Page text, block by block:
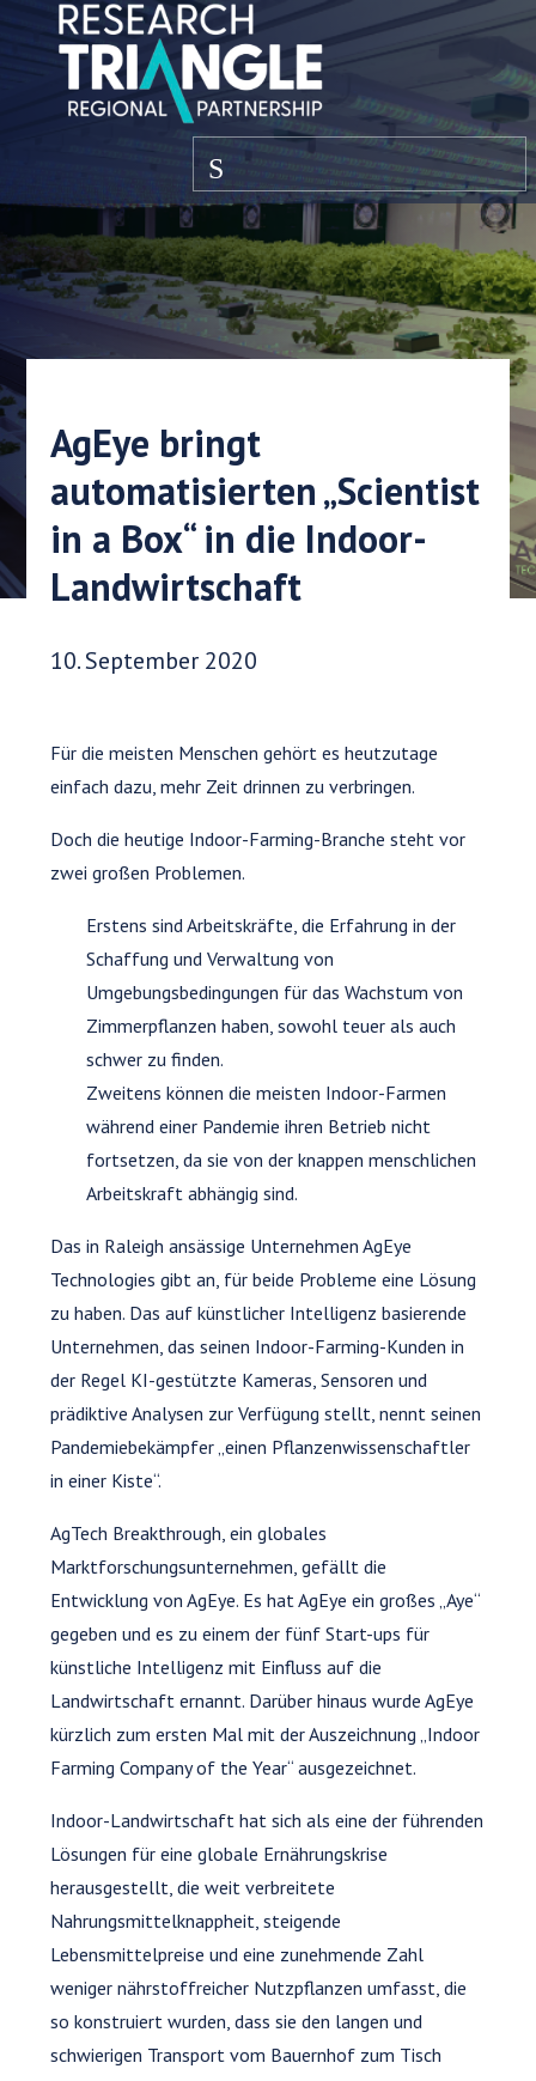
Zum Inhalt springen
Speisekarte
AgEye bringt
automatisierten „Scientist
in a Box“ in die Indoor-
Landwirtschaft
Veröffentlichungsdatum:
10. September 2020
Für die meisten Menschen gehört es heutzutage
einfach dazu, mehr Zeit drinnen zu verbringen.
Doch die heutige Indoor-Farming-Branche steht vor
zwei großen Problemen.
Erstens sind Arbeitskräfte, die Erfahrung in der
Schaffung und Verwaltung von
Umgebungsbedingungen für das Wachstum von
Zimmerpflanzen haben, sowohl teuer als auch
schwer zu finden.
Zweitens können die meisten Indoor-Farmen
während einer Pandemie ihren Betrieb nicht
fortsetzen, da sie von der knappen menschlichen
Arbeitskraft abhängig sind.
Das in Raleigh ansässige Unternehmen AgEye
Technologies gibt an, für beide Probleme eine Lösung
zu haben. Das auf künstlicher Intelligenz basierende
Unternehmen, das seinen Indoor-Farming-Kunden in
der Regel KI-gestützte Kameras, Sensoren und
prädiktive Analysen zur Verfügung stellt, nennt seinen
Pandemiebekämpfer „einen Pflanzenwissenschaftler
in einer Kiste“.
AgTech Breakthrough, ein globales
Marktforschungsunternehmen, gefällt die
Entwicklung von AgEye. Es hat AgEye ein großes „Aye“
gegeben und es zu einem der fünf Start-ups für
künstliche Intelligenz mit Einfluss auf die
Landwirtschaft ernannt. Darüber hinaus wurde AgEye
kürzlich zum ersten Mal mit der Auszeichnung „Indoor
Farming Company of the Year“ ausgezeichnet.
Indoor-Landwirtschaft hat sich als eine der führenden
Lösungen für eine globale Ernährungskrise
herausgestellt, die weit verbreitete
Nahrungsmittelknappheit, steigende
Lebensmittelpreise und eine zunehmende Zahl
weniger nährstoffreicher Nutzpflanzen umfasst, die
so konstruiert wurden, dass sie den langen und
schwierigen Transport vom Bauernhof zum Tisch